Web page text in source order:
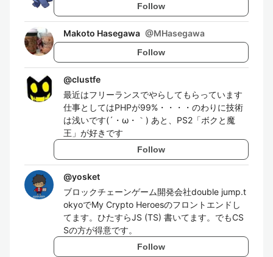
Follow
Makoto Hasegawa @MHasegawa
Follow
@clustfe
最近はフリーランスでやらしてもらっています
仕事としてはPHPが99%・・・・のわりに技術
は浅いです(´・ω・｀) あと、PS2「ボクと魔
王」が好きです
Follow
@yosket
ブロックチェーンゲーム開発会社double jump.t
okyoでMy Crypto Heroesのフロントエンドし
てます。ひたすらJS (TS) 書いてます。でもCS
Sの方が得意です。
Follow